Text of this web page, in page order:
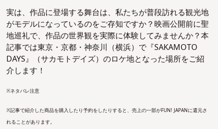
実は、作品に登場する舞台は、私たちが普段訪れる観光地
がモデルになっているのをご存知ですか？映画公開前に聖
地巡礼で、作品の世界観を実際に体験してみませんか？本
記事では東京・京都・神奈川（横浜）で『SAKAMOTO
DAYS』（サカモトデイズ）のロケ地となった場所をご紹
介します！
※ネタバレ注意
※記事で紹介した商品を購入したり予約をしたりすると、売上の一部がFUN! JAPANに還元さ
れることがあります。